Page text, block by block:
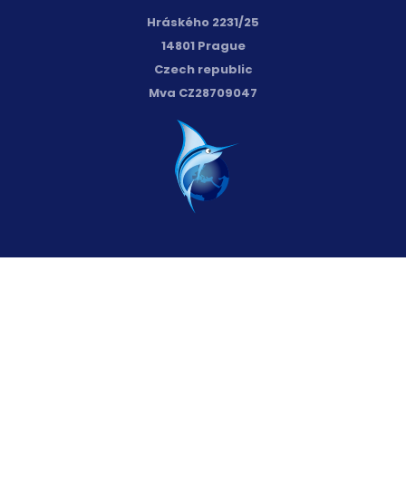
Hráského 2231/25
14801 Prague
Czech republic
Mva CZ28709047